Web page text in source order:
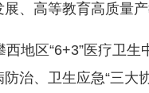
展、高等教育高质量
区“6+3”医疗卫生
治、卫生应急“三大